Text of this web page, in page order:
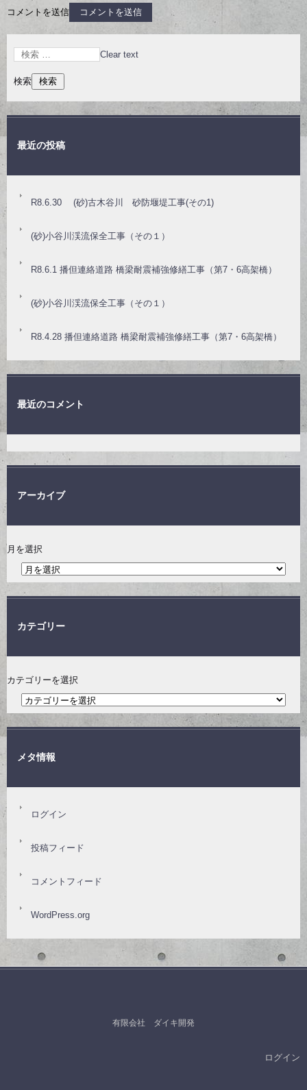
コメントを送信
Clear text
検索
最近の投稿
R8.6.30 (砂)古木谷川 砂防堰堤工事(その1)
(砂)小谷川渓流保全工事（その１）
R8.6.1 播但連絡道路 橋梁耐震補強修繕工事（第7・6高架橋）
(砂)小谷川渓流保全工事（その１）
R8.4.28 播但連絡道路 橋梁耐震補強修繕工事（第7・6高架橋）
最近のコメント
アーカイブ
月を選択
カテゴリー
カテゴリーを選択
メタ情報
ログイン
投稿フィード
コメントフィード
WordPress.org
有限会社 ダイキ開発
ログイン